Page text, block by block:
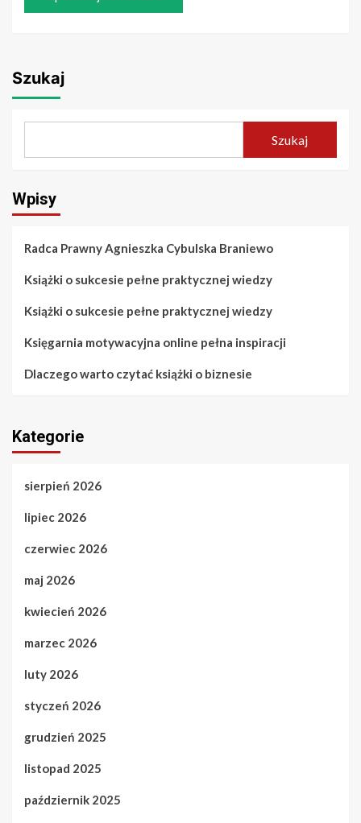
Szukaj
Szukaj
Wpisy
Radca Prawny Agnieszka Cybulska Braniewo
Książki o sukcesie pełne praktycznej wiedzy
Książki o sukcesie pełne praktycznej wiedzy
Księgarnia motywacyjna online pełna inspiracji
Dlaczego warto czytać książki o biznesie
Kategorie
sierpień 2026
lipiec 2026
czerwiec 2026
maj 2026
kwiecień 2026
marzec 2026
luty 2026
styczeń 2026
grudzień 2025
listopad 2025
październik 2025